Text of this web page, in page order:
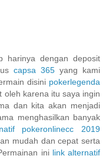
harinya dengan deposit
capsa 365yang kami
disini pokerlegenda
oleh karena itu saya ingin
dan kita akan menjadi
menghasilkan banyak
pokeronlinecc 2019
mudah dan cepat serta
ini link alternatif